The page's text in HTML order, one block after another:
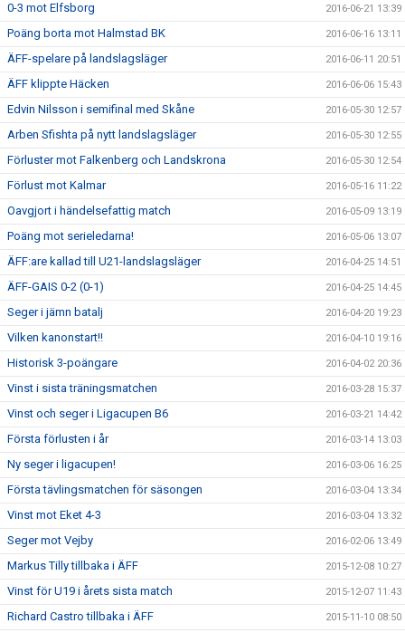
0-3 mot Elfsborg 2016-06-21 13:39
Poäng borta mot Halmstad BK 2016-06-16 13:11
ÄFF-spelare på landslagsläger 2016-06-11 20:51
ÄFF klippte Häcken 2016-06-06 15:43
Edvin Nilsson i semifinal med Skåne 2016-05-30 12:57
Arben Sfishta på nytt landslagsläger 2016-05-30 12:55
Förluster mot Falkenberg och Landskrona 2016-05-30 12:54
Förlust mot Kalmar 2016-05-16 11:22
Oavgjort i händelsefattig match 2016-05-09 13:19
Poäng mot serieledarna! 2016-05-06 13:07
ÄFF:are kallad till U21-landslagsläger 2016-04-25 14:51
ÄFF-GAIS 0-2 (0-1) 2016-04-25 14:45
Seger i jämn batalj 2016-04-20 19:23
Vilken kanonstart!! 2016-04-10 19:16
Historisk 3-poängare 2016-04-02 20:36
Vinst i sista träningsmatchen 2016-03-28 15:37
Vinst och seger i Ligacupen B6 2016-03-21 14:42
Första förlusten i år 2016-03-14 13:03
Ny seger i ligacupen! 2016-03-06 16:25
Första tävlingsmatchen för säsongen 2016-03-04 13:34
Vinst mot Eket 4-3 2016-03-04 13:32
Seger mot Vejby 2016-02-06 13:49
Markus Tilly tillbaka i ÄFF 2015-12-08 10:27
Vinst för U19 i årets sista match 2015-12-07 11:43
Richard Castro tillbaka i ÄFF 2015-11-10 08:50